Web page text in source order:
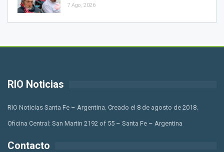
7 Ago, 2026
RIO Noticias
RIO Noticias Santa Fe – Argentina. Creado el 8 de agosto de 2018.
Oficina Central: San Martin 2192 of 55 – Santa Fe – Argentina
Contacto